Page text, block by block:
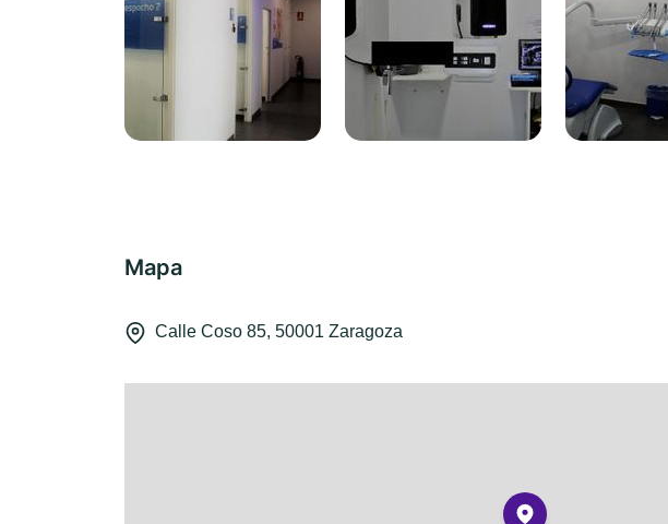
Mapa
Calle Coso 85, 50001 Zaragoza